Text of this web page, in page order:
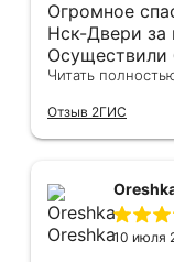
Огромное
Нск-Двери за
Осуществили
оказались в
компанию,
меня
монтаж
его труд!!!
Читать
Отзыв 2ГИС
10 июля